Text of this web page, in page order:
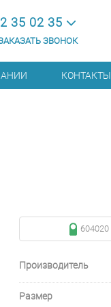
35 02 35
ЗВОНОК
КОНТАКТЫ
604020
Производитель
Размер